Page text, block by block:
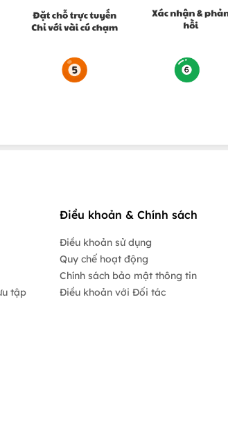
tập
Điều khoản & Chính sách
Điều khoản sử dụng
Quy chế hoạt động
Chính sách bảo mật thông tin
Điều khoản với Đối tác